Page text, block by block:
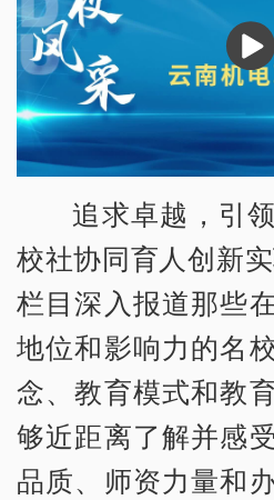
播
放
追求卓越，引
校社协同育人创新实
栏目深入报道那些
地位和影响力的名
念、教育模式和教
够近距离了解并感
品质、师资力量和